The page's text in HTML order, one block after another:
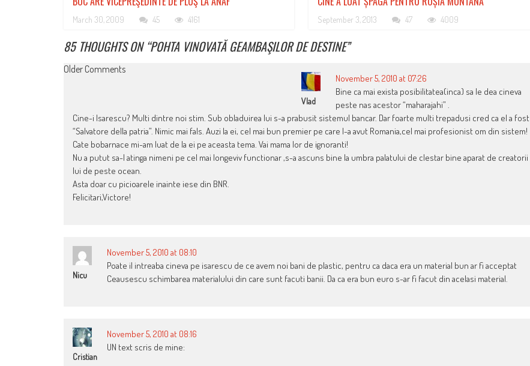
March 30, 2009 45 4161 September 3, 2013 47 4009
85 THOUGHTS ON “POHTA VINOVATĂ GEAMBAŞILOR DE DESTINE”
COMMENT
Older Comments
Vlad
November 5, 2010 at 07:26
Bine ca mai exista posibilitatea(inca) sa le dea cineva
peste nas acestor “maharajahi” .
Cine-i Isarescu? Multi dintre noi stim. Sub obladuirea lui s-a prabusit sistemul bancar. Dar foarte multi trepadusi cred ca el a fost
“Salvatore della patria”. Nimic mai fals. Auzi la ei, cel mai bun premier pe care l-a avut Romania,cel mai profesionist om din sistem!
Cate bobarnace mi-am luat de la ei pe aceasta tema. Vai mama lor de ignoranti!
Nu a putut sa-l atinga nimeni pe cel mai longeviv functionar ,s-a ascuns bine la umbra palatului de clestar bine aparat de creatorii
lui de peste ocean.
Asta doar cu picioarele inainte iese din BNR.
Felicitari,Victore!
Nicu
November 5, 2010 at 08:10
Poate il intreaba cineva pe isarescu de ce avem noi bani de plastic, pentru ca daca era un material bun ar fi acceptat
Ceausescu schimbarea materialului din care sunt facuti banii. Da ca era bun euro s-ar fi facut din acelasi material.
Cristian
November 5, 2010 at 08:16
UN text scris de mine: